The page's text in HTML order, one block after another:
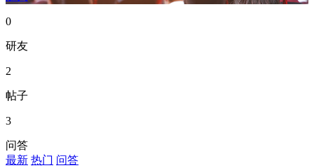
0
研友
2
帖子
3
问答
最新 热门 问答